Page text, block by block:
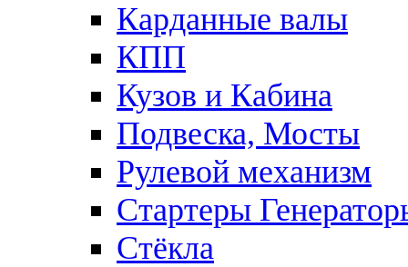
Карданные валы
КПП
Кузов и Кабина
Подвеска, Мосты
Рулевой механизм
Стартеры
Стёкла